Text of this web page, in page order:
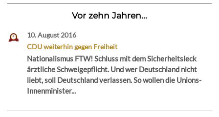
Vor zehn Jahren...
10. August 2016
CDU weiterhin gegen Freiheit
Nationalismus FTW! Schluss mit dem Sicherheitsleck
ärztliche Schweigepflicht. Und wer Deutschland nicht
liebt, soll Deutschland verlassen. So wollen die Unions-
Innenminister...